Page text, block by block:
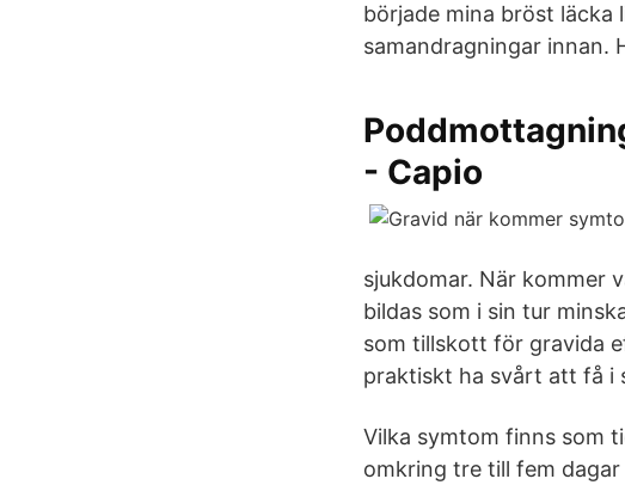
började mina bröst läcka
samandragningar innan.
- Capio
sjukdomar. När kommer
bildas som i sin tur
som tillskott för gravida
praktiskt ha svårt att få i
Vilka symtom finns som
omkring tre till fem